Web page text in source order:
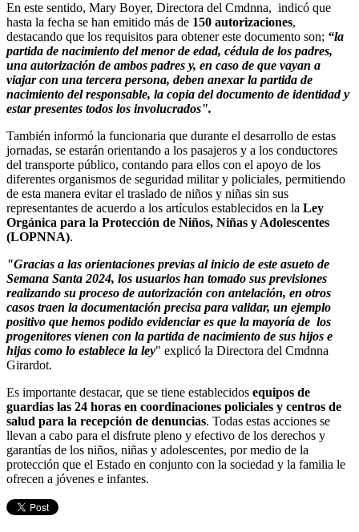
En este sentido, Mary Boyer, Directora del Cmdnna, indicó que
hasta la fecha se han emitido más de 150 autorizaciones,
destacando que los requisitos para obtener este documento son; “la
partida de nacimiento del menor de edad, cédula de los padres,
una autorización de ambos padres y, en caso de que vayan a
viajar con una tercera persona, deben anexar la partida de
nacimiento del responsable, la copia del documento de identidad y
estar presentes todos los involucrados".
También informó la funcionaria que durante el desarrollo de estas
jornadas, se estarán orientando a los pasajeros y a los conductores
del transporte público, contando para ellos con el apoyo de los
diferentes organismos de seguridad militar y policiales, permitiendo
de esta manera evitar el traslado de niños y niñas sin sus
representantes de acuerdo a los artículos establecidos en la Ley
Orgánica para la Protección de Niños, Niñas y Adolescentes
(LOPNNA).
"Gracias a las orientaciones previas al inicio de este asueto de
Semana Santa 2024, los usuarios han tomado sus previsiones
realizando su proceso de autorización con antelación, en otros
casos traen la documentación precisa para validar, un ejemplo
positivo que hemos podido evidenciar es que la mayoría de los
progenitores vienen con la partida de nacimiento de sus hijos e
hijas como lo establece la ley" explicó la Directora del Cmdnna
Girardot.
Es importante destacar, que se tiene establecidos equipos de
guardias las 24 horas en coordinaciones policiales y centros de
salud para la recepción de denuncias. Todas estas acciones se
llevan a cabo para el disfrute pleno y efectivo de los derechos y
garantías de los niños, niñas y adolescentes, por medio de la
protección que el Estado en conjunto con la sociedad y la familia le
ofrecen a jóvenes e infantes.